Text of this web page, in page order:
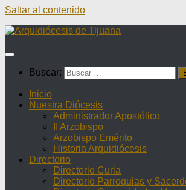
Saltar al contenido
Buscar:
Inicio
Nuestra Diócesis
Administrador Apostólico
II Arzobispo
Arzobispo Emérito
Historia Arquidiócesis
Directorio
Directorio Curia
Directorio Parroquias y